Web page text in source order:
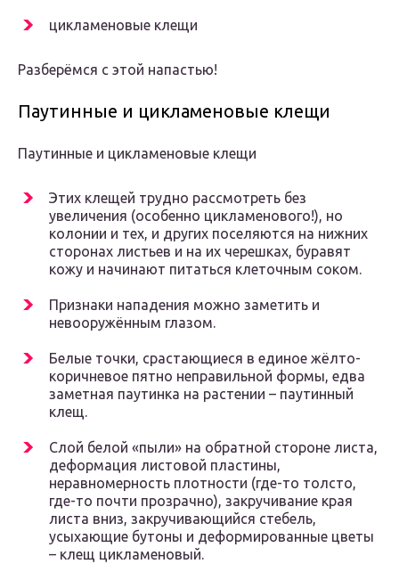
цикламеновые клещи
Разберёмся с этой напастью!
Паутинные и цикламеновые клещи
Паутинные и цикламеновые клещи
Этих клещей трудно рассмотреть без
увеличения (особенно цикламенового!), но
колонии и тех, и других поселяются на нижних
сторонах листьев и на их черешках, буравят
кожу и начинают питаться клеточным соком.
Признаки нападения можно заметить и
невооружённым глазом.
Белые точки, срастающиеся в единое жёлто-
коричневое пятно неправильной формы, едва
заметная паутинка на растении – паутинный
клещ.
Слой белой «пыли» на обратной стороне листа,
деформация листовой пластины,
неравномерность плотности (где-то толсто,
где-то почти прозрачно), закручивание края
листа вниз, закручивающийся стебель,
усыхающие бутоны и деформированные цветы
– клещ цикламеновый.